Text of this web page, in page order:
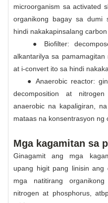
microorganism sa activated
organikong bagay sa dumi
hindi nakakapinsalang
● Biofilter: decompose
alkantarilya sa
at i-convert ito sa hindi
● Anaerobic reactor:
decomposition at
anaerobic na kapaligiran,
mataas na konsentrasyon ng
Mga kagamitan sa
Ginagamit ang mga
upang higit pang linisin ang
mga natitirang
nitrogen at phosphorus,